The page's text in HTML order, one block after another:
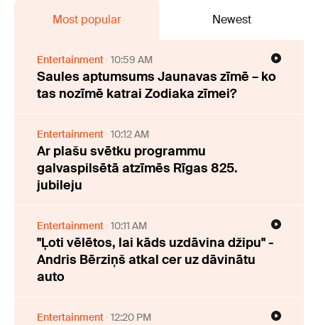
Most popular Newest
Entertainment 10:59 AM
Saules aptumsums Jaunavas zīmē – ko
tas nozīmē katrai Zodiaka zīmei?
Entertainment 10:12 AM
Ar plašu svētku programmu
galvaspilsētā atzīmēs Rīgas 825.
jubileju
Entertainment 10:11 AM
"Ļoti vēlētos, lai kāds uzdāvina džipu" -
Andris Bērziņš atkal cer uz dāvinātu
auto
Entertainment 12:20 PM